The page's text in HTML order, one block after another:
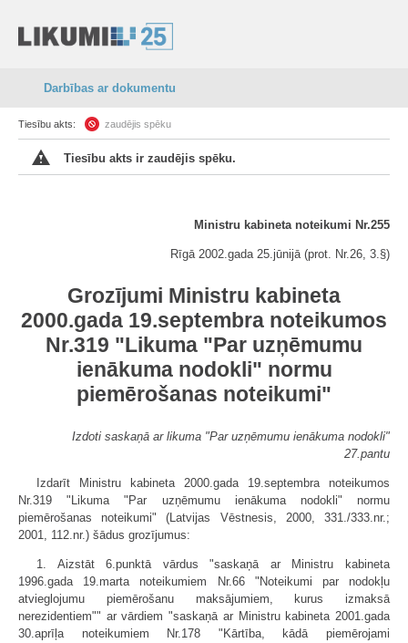
Darbības ar dokumentu
Tiesību akts: zaudējis spēku
Tiesību akts ir zaudējis spēku.
Ministru kabineta noteikumi Nr.255
Rīgā 2002.gada 25.jūnijā (prot. Nr.26, 3.§)
Grozījumi Ministru kabineta
2000.gada 19.septembra noteikumos
Nr.319 "Likuma "Par uzņēmumu
ienākuma nodokli" normu
piemērošanas noteikumi"
Izdoti saskaņā ar likuma "Par uzņēmumu ienākuma nodokli"
27.pantu
Izdarīt Ministru kabineta 2000.gada 19.septembra noteikumos
Nr.319 "Likuma "Par uzņēmumu ienākuma nodokli" normu
piemērošanas noteikumi" (Latvijas Vēstnesis, 2000, 331./333.nr.;
2001, 112.nr.) šādus grozījumus:
1. Aizstāt 6.punktā vārdus "saskaņā ar Ministru kabineta
1996.gada 19.marta noteikumiem Nr.66 "Noteikumi par nodokļu
atvieglojumu piemērošanu maksājumiem, kurus izmaksā
nerezidentiem"" ar vārdiem "saskaņā ar Ministru kabineta 2001.gada
30.aprīļa noteikumiem Nr.178 "Kārtība, kādā piemērojami